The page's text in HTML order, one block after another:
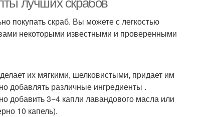
лучших скрабов
покупать скраб. Вы можете с легкостью
некоторыми известными и проверенными
их мягкими, шелковистыми, придает им
добавлять различные ингредиенты .
добавить 3−4 капли лавандового масла или
10 капель).